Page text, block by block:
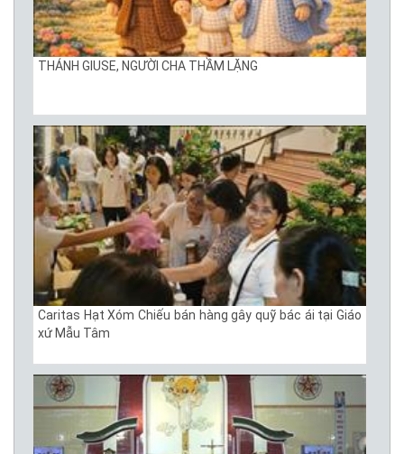
THÁNH GIUSE, NGƯỜI CHA THẦM LẶNG
Caritas Hạt Xóm Chiếu bán hàng gây quỹ bác ái tại Giáo
xứ Mẫu Tâm